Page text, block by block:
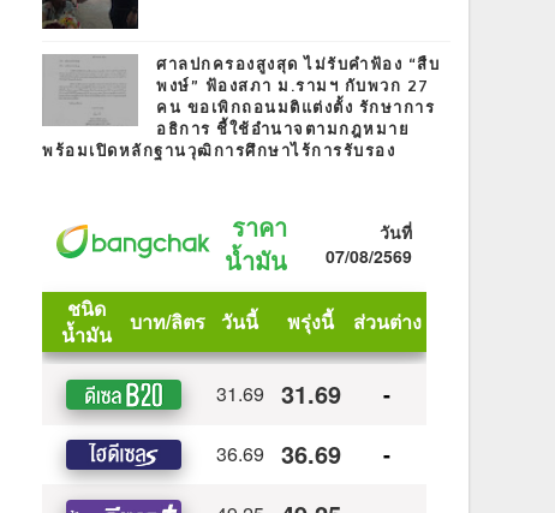
ศาลปกครองสูงสุด ไม่รับคำฟ้อง “สืบ
พงษ์” ฟ้องสภา ม.รามฯ กับพวก 27
คน ขอเพิกถอนมติแต่งตั้ง รักษาการ
อธิการ ชี้ใช้อำนาจตามกฎหมาย
พร้อมเปิดหลักฐานวุฒิการศึกษาไร้การรับรอง